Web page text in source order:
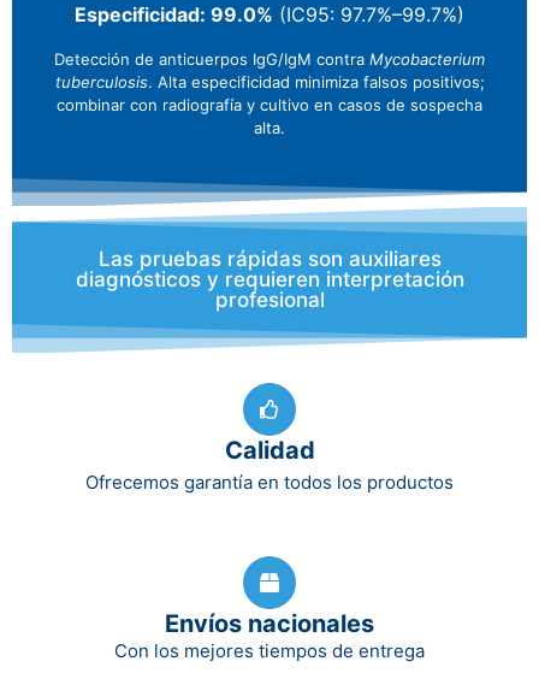
Especificidad: 99.0% (IC95: 97.7%–99.7%)
Detección de anticuerpos IgG/IgM contra Mycobacterium
tuberculosis. Alta especificidad minimiza falsos positivos;
combinar con radiografía y cultivo en casos de sospecha
alta.
Las pruebas rápidas son auxiliares
diagnósticos y requieren interpretación
profesional
Calidad
Ofrecemos garantía en todos los productos
Envíos nacionales
Con los mejores tiempos de entrega